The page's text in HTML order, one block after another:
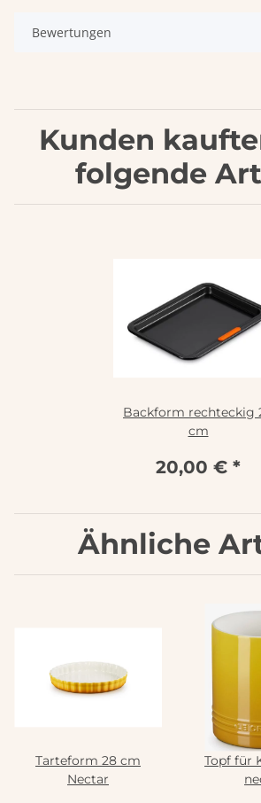
Bewertungen
Kunden
folgende
Backform rechteckig
cm
20,00 € *
Ähnliche
Tarteform 28 cm
Nectar
Topf für